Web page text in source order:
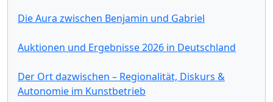
Die Aura zwischen Benjamin und Gabriel
Auktionen und Ergebnisse 2026 in Deutschland
Der Ort dazwischen – Regionalität, Diskurs &
Autonomie im Kunstbetrieb